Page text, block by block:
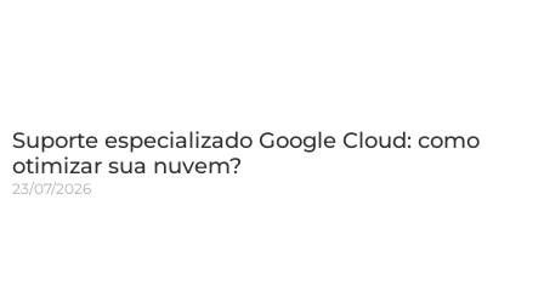
Suporte especializado Google Cloud: como
otimizar sua nuvem?
23/07/2026